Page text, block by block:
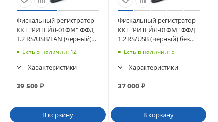
Фискальный регистратор
ККТ "РИТЕЙЛ-01ФМ" ФФД
1.2 RS/USB/LAN (черный)
без ФН
Есть в наличии: 12
Характеристики
39 500 ₽
В корзину
Фискальный регистратор
ККТ "РИТЕЙЛ-01ФМ" ФФД
1.2 RS/USB (черный) без
ФНЕсть в наличии: 5
Характеристики
37 000₽
В корзину